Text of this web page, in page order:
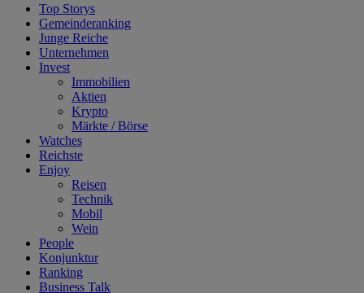
Top Storys
Gemeinderanking
Junge Reiche
Unternehmen
Invest
Immobilien
Aktien
Krypto
Märkte / Börse
Watches
Reichste
Enjoy
Reisen
Technik
Mobil
Wein
People
Konjunktur
Ranking
Business Talk